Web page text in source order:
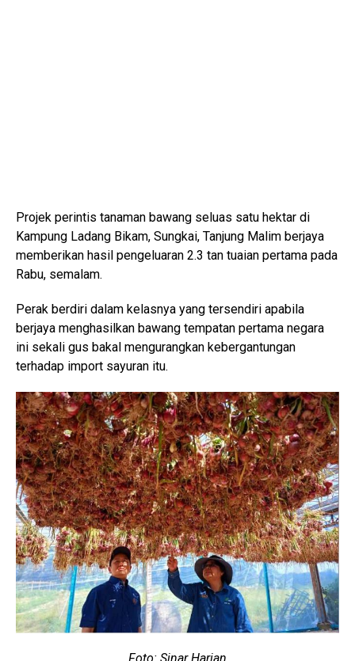
Projek perintis tanaman bawang seluas satu hektar di
Kampung Ladang Bikam, Sungkai, Tanjung Malim berjaya
memberikan hasil pengeluaran 2.3 tan tuaian pertama pada
Rabu, semalam.
Perak berdiri dalam kelasnya yang tersendiri apabila
berjaya menghasilkan bawang tempatan pertama negara
ini sekali gus bakal mengurangkan kebergantungan
terhadap import sayuran itu.